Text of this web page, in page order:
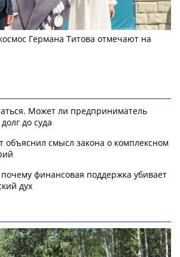
Германа Титова отмечают на
Может ли предприниматель
до суда
объяснил смысл закона о комплексном
финансовая поддержка убивает
дух